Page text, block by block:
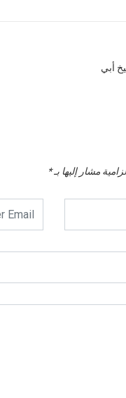
أبي
مشار إليها بـ*